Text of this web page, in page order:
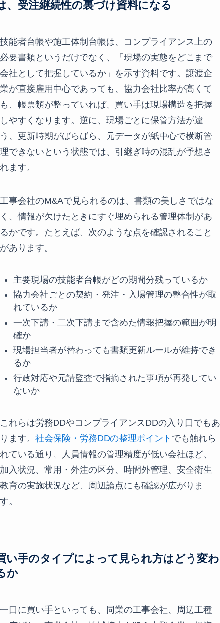
、受注継続性の裏づけ資料になる
技能者台帳や施工体制台帳は、コンプライアンス上の
必要書類というだけでなく、「現場の実態をどこまで
会社として把握しているか」を示す資料です。譲渡企
業が直接雇用中心であっても、協力会社比率が高くて
も、帳票類が整っていれば、買い手は現場構造を把握
しやすくなります。逆に、現場ごとに保管方法が違
う、更新時期がばらばら、元データが紙中心で横断管
理できないという状態では、引継ぎ時の混乱が予想さ
れます。
工事会社のM&Aで見られるのは、書類の美しさではな
く、情報が欠けたときにすぐ埋められる管理体制があ
るかです。たとえば、次のような点を確認されること
があります。
主要現場の技能者台帳がどの期間分残っているか
協力会社ごとの契約・発注・入場管理の整合性が取
れているか
一次下請・二次下請まで含めた情報把握の範囲が明
確か
現場担当者が替わっても書類更新ルールが維持でき
るか
行政対応や元請監査で指摘された事項が再発してい
ないか
これらは労務DDやコンプライアンスDDの入り口でもあ
ります。 社会保険・労務DDの整理ポイント でも触れら
れている通り、人員情報の管理精度が低い会社ほど、
加入状況、常用・外注の区分、時間外管理、安全衛生
教育の実施状況など、周辺論点にも確認が広がりま
す。
い手のタイプによって見られ方はどう変わ
か
一口に買い手といっても、同業の工事会社、周辺工種